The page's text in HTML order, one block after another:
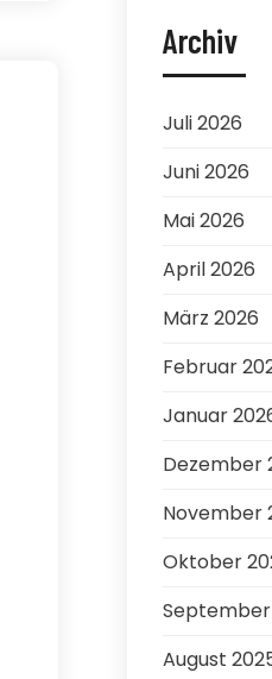
Archiv
Juli 2026
Juni 2026
Mai 2026
April 2026
März 2026
Februar
Januar
Dezember
November
Oktober
August